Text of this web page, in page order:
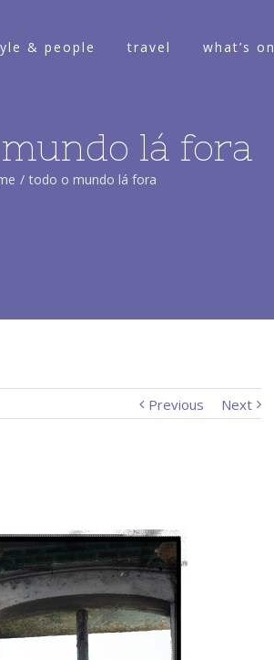
& people travel what’s on
lá fora
/ todo o mundo lá fora
Previous Next